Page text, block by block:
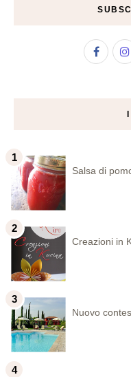
Salsa di
Creazioni in
Nuovo